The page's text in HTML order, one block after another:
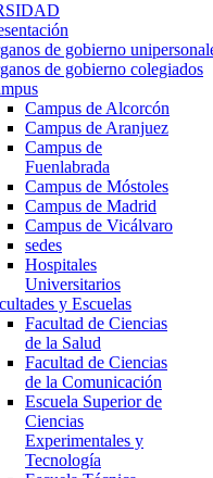
de gobierno
de gobierno colegiados
Campus de Alcorcón
Campus de Aranjuez
Campus de
Fuenlabrada
Campus de Móstoles
Campus de Madrid
Campus de Vicálvaro
sedes
Hospitales
Universitarios
y Escuelas
Facultad de Ciencias
de la Salud
Facultad de Ciencias
de la Comunicación
Escuela Superior de
Ciencias
Experimentales y
Tecnología